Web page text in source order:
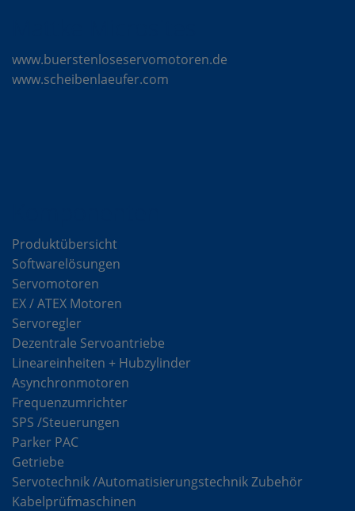
www.buerstenloseservomotoren.de
www.scheibenlaeufer.com
Produktübersicht
Softwarelösungen
Servomotoren
EX / ATEX Motoren
Servoregler
Dezentrale Servoantriebe
Lineareinheiten + Hubzylinder
Asynchronmotoren
Frequenzumrichter
SPS /Steuerungen
Parker PAC
Getriebe
Servotechnik /Automatisierungstechnik Zubehör
Kabelprüfmaschinen